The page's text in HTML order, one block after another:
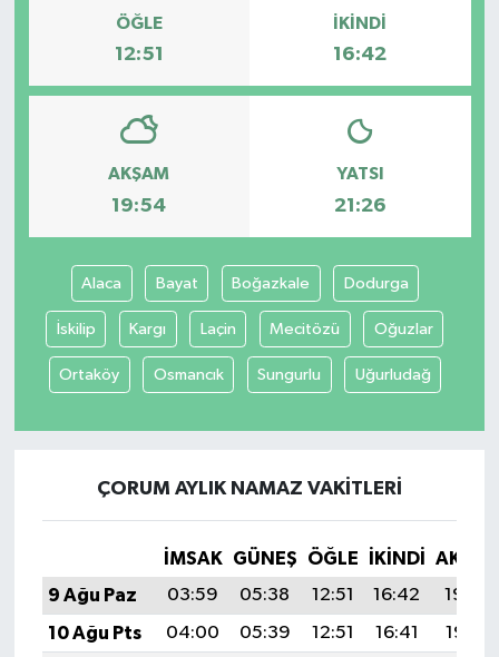
ÖĞLE
12:51
İKINDI
16:42
AKŞAM
19:54
YATSI
21:26
Alaca Bayat Boğazkale Dodurga
İskilip Kargı Laçin Mecitözü Oğuzlar
Ortaköy Osmancık Sungurlu Uğurludağ
ÇORUM AYLIK NAMAZ VAKITLERI
İMSAK GÜNEŞ ÖĞLE İKINDI
9 Ağu Paz
03:59 05:38 12:51 16:42
19:54
10 Ağu Pts
04:00 05:39 12:51 16:41
19:53
SOSYAL YAŞAM
ULUSAL HABERLER